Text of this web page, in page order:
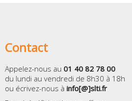
Contact
Appelez-nous au 01 40 82 78 00
du lundi au vendredi de 8h30 à 18h
ou écrivez-nous à info[@]slti.fr